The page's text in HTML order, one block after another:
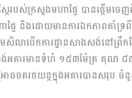
ស្កៃរបស់ក្រសួងមហាផ្ទៃ បានផ្តេី
ាផ្ទៃ និងដោយមានការឯកភាពគាំ
សិលាបើកការដ្ឋានសាង​សង់នៅព្រឹ
ារមានទំហំ ១៥៣ម៉ែត្រ គុណ ៨៣ម៉
ចចតរថយន្តក្នុងអគារបានសរុប